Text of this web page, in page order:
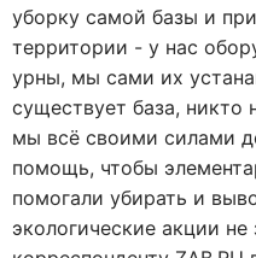
уборку самой базы и
территории - у нас
урны, мы сами их
существует база, никто
мы всё своими силами
помощь, чтобы
помогали убирать и
экологические акции